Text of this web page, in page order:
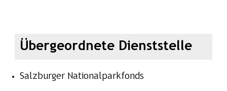
Übergeordnete Dienststelle
Salzburger Nationalparkfonds